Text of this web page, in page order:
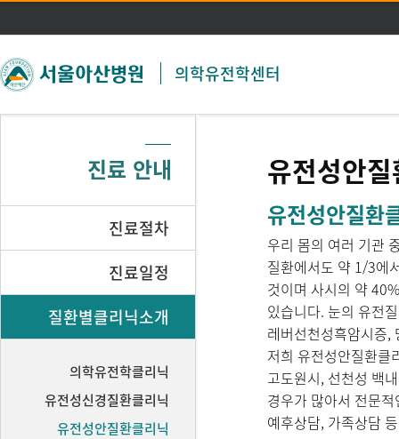
주메뉴 바로가기
본문 바로가기
의학유전학센터
진료 안내
진료절차
진료일정
질환별클리닉소개
의학유전학클리닉
유전성신경질환클리닉
유전성안질환클리닉
유전성안
유전성안질
우리 몸의 여러 기관
질환에서도 약 1/3에
것이며 사시의 약
있습니다. 눈의 유전
레버선천성흑암시증,
저희 유전성안질환클
고도원시, 선천성 백
경우가 많아서 전문
예후상담, 가족상담